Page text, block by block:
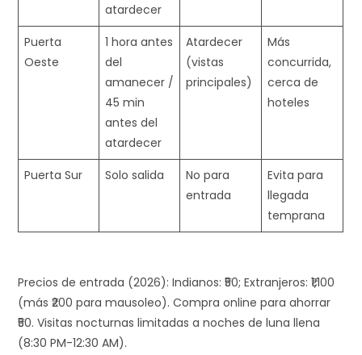
atardecer
Puerta
Oeste
1 hora antes
del
amanecer /
45 min
antes del
atardecer
Atardecer
(vistas
principales) ​
Más
concurrida,
cerca de
hoteles
Puerta Sur Solo salida
No para
entrada
Evita para
llegada
temprana ​
Precios de entrada (2026): Indianos: ₹50; Extranjeros: ₹1,100
(más ₹200 para mausoleo). Compra online para ahorrar
₹50. Visitas nocturnas limitadas a noches de luna llena
(8:30 PM-12:30 AM).